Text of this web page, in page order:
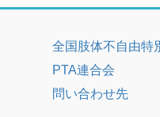
全国肢体不自由特
PTA連合会
問い合わせ先